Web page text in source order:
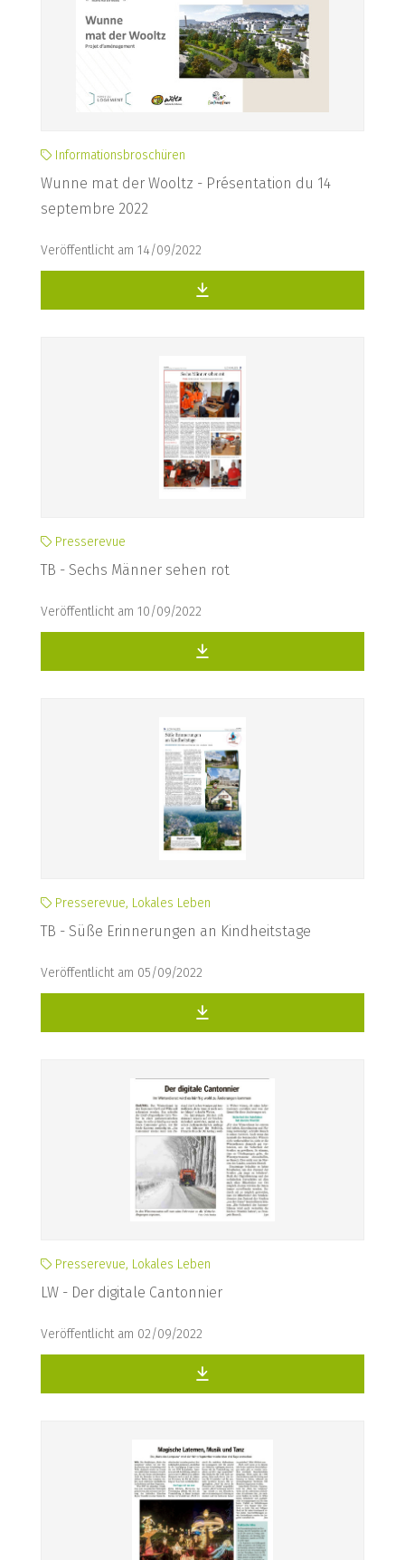
Informationsbroschüren
Wunne mat der Wooltz - Présentation du 14
septembre 2022
Veröffentlicht am 14/09/2022
Presserevue
TB - Sechs Männer sehen rot
Veröffentlicht am 10/09/2022
Presserevue, Lokales Leben
TB - Süße Erinnerungen an Kindheitstage
Veröffentlicht am 05/09/2022
Presserevue, Lokales Leben
LW - Der digitale Cantonnier
Veröffentlicht am 02/09/2022